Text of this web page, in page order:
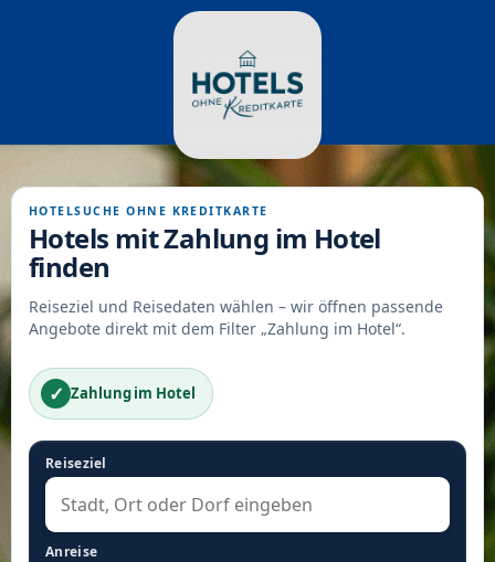
HOTELSUCHE OHNE KREDITKARTE
Hotels mit Zahlung im Hotel
finden
Reiseziel und Reisedaten wählen – wir öffnen passende
Angebote direkt mit dem Filter „Zahlung im Hotel“.
✓ Zahlung im Hotel
Reiseziel
Anreise